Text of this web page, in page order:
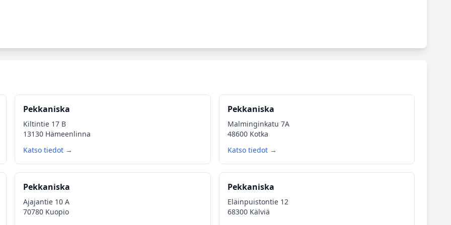
Pekkaniska
Kiltintie 17 B
13130 Hämeenlinna
Katso tiedot →
Pekkaniska
Malminginkatu 7A
48600 Kotka
Katso tiedot →
Pekkaniska
Ajajantie 10 A
70780 Kuopio
Pekkaniska
Eläinpuistontie 12
68300 Kälviä